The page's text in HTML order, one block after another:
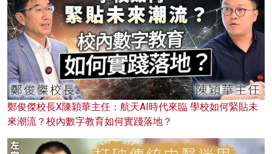
鄭俊傑校長X陳穎華主任：航天AI時代來臨 學校如何緊貼未
來潮流？校內數字教育如何實踐落地？